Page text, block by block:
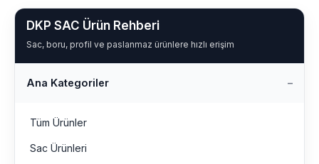
DKP SAC Ürün Rehberi
Sac, boru, profil ve paslanmaz ürünlere hızlı erişim
Ana Kategoriler
Tüm Ürünler
Sac Ürünleri